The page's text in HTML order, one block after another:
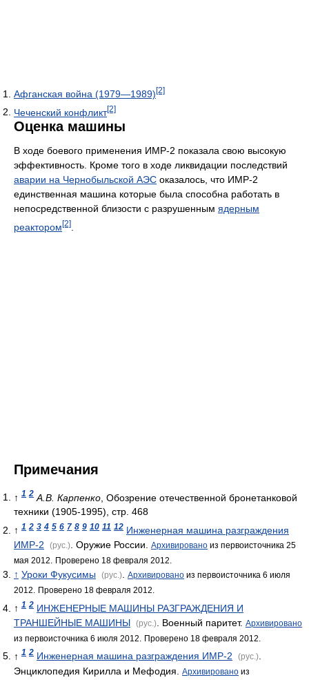
Афганская война (1979—1989)[2]
Чеченский конфликт[2]
Оценка машины
В ходе боевого применения ИМР-2 показала свою высокую
эффективность. Кроме того в ходе ликвидации последствий
аварии на Чернобыльской АЭС оказалось, что ИМР-2
единственная машина которые была способна работать в
непосредственной близости с разрушенным ядерным
реактором [2]
Примечания
↑ 1 2 А.В. Карпенко , Обозрение отечественной бронетанковой
техники (1905-1995), стр. 468
↑ 1 2 3 4 5 6 7 8 9 10 11 12 Инженерная машина разграждения
ИМР-2
(рус.) . Оружие России. Архивировано из первоисточника 25
мая 2012.
Проверено 18 февраля 2012.
↑ Уроки Фукусимы (рус.) Архивировано из первоисточника 6 июля
2012.
Проверено 18 февраля 2012.
↑ 1 2 ИНЖЕНЕРНЫЕ МАШИНЫ РАЗГРАЖДЕНИЯ И
ТРАНШЕЙНЫЕ МАШИНЫ (рус.) . Военный паритет. Архивировано
из первоисточника 6 июля 2012.
Проверено 18 февраля 2012.
↑ 1 2 Инженерная машина разграждения ИМР-2 (рус.).
Энциклопедия Кирилла и Мефодия. Архивировано из